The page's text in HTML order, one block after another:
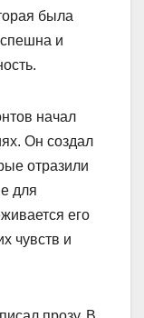
была
и
начал
Он создал
отразили
для
его
чувств и